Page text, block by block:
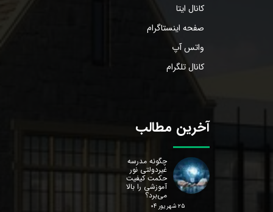
آخرین مطالب
چگونه مدرسه
غیردولتی نور
حکمت کیفیت
آموزشی را بالا
می‌برد؟
۲۵ شهریور ۰۴
کانال ایتا
صفحه اینستاگرام
واتس آپ
کانال تلگرام